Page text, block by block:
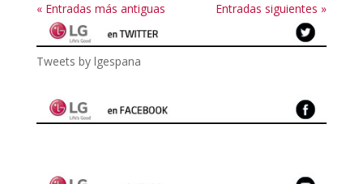
« Entradas más antiguas Entradas siguientes »
Tweets by lgespana